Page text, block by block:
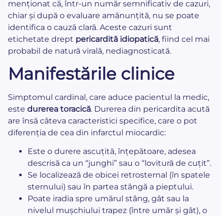
menționat că, într-un număr semnificativ de cazuri,
chiar și după o evaluare amănunțită, nu se poate
identifica o cauză clară. Aceste cazuri sunt
etichetate drept pericardită idiopatică, fiind cel mai
probabil de natură virală, nediagnosticată.
Manifestările clinice
Simptomul cardinal, care aduce pacientul la medic,
este durerea toracică. Durerea din pericardita acută
are însă câteva caracteristici specifice, care o pot
diferenția de cea din infarctul miocardic:
Este o durere ascuțită, înțepătoare, adesea
descrisă ca un “junghi” sau o “lovitură de cuțit”.
Se localizează de obicei retrosternal (în spatele
sternului) sau în partea stângă a pieptului.
Poate iradia spre umărul stâng, gât sau la
nivelul mușchiului trapez (între umăr și gât), o